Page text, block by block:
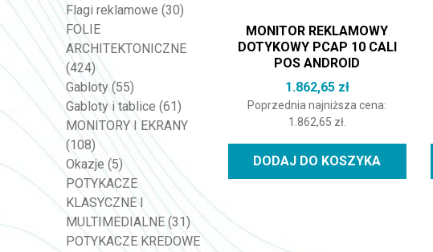
Flagi reklamowe (30)
FOLIE
ARCHITEKTONICZNE
(424)
Gabloty (55)
Gabloty i tablice (61)
MONITORY I EKRANY
(108)
Okazje (5)
POTYKACZE
KLASYCZNE I
MULTIMEDIALNE (31)
POTYKACZE KREDOWE
MONITOR REKLAMOWY
DOTYKOWY PCAP 10 CALI
POS ANDROID
1.862,65 zł
Poprzednia najniższa cena:
1.862,65 zł.
DODAJ DO KOSZYKA